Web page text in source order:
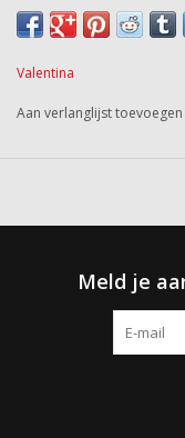
Valentina
Aan verlanglijst toevoegen
Meld je